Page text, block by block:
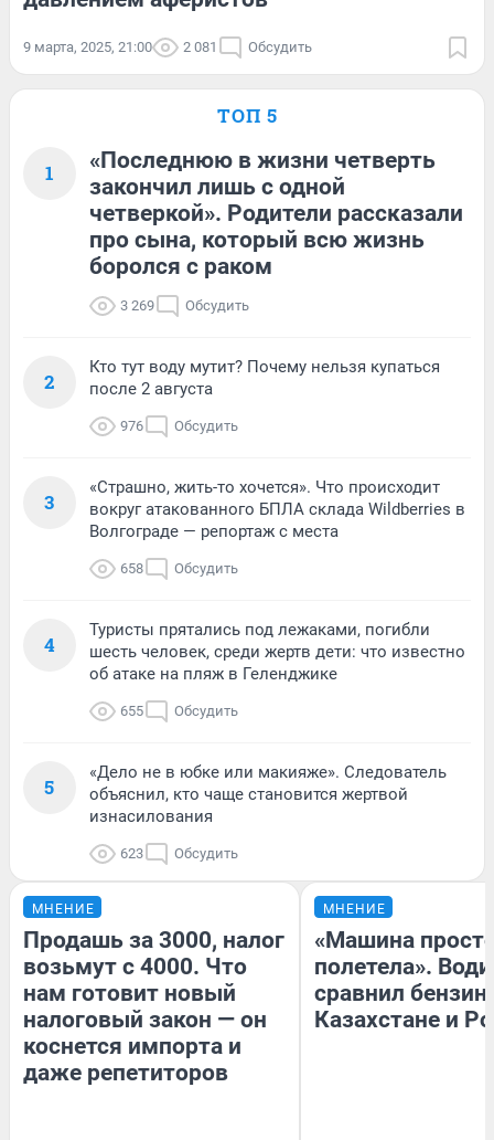
9 марта, 2025, 21:00 2 081 Обсудить
ТОП 5
1
«Последнюю в жизни четверть
закончил лишь с одной
четверкой». Родители рассказали
про сына, который всю жизнь
боролся с раком
3 269 Обсудить
2
Кто тут воду мутит? Почему нельзя купаться
после 2 августа
976 Обсудить
3
«Страшно, жить-то хочется». Что происходит
вокруг атакованного БПЛА склада Wildberries в
Волгограде — репортаж с места
658 Обсудить
4
Туристы прятались под лежаками, погибли
шесть человек, среди жертв дети: что известно
об атаке на пляж в Геленджике
655 Обсудить
5
«Дело не в юбке или макияже». Следователь
объяснил, кто чаще становится жертвой
изнасилования
623 Обсудить
МНЕНИЕ
Продашь за 3000, налог
возьмут с 4000. Что
нам готовит новый
налоговый закон — он
коснется импорта и
даже репетиторов
МНЕНИЕ
«Машина
полетела».
сравнил бензин
Казахстане и